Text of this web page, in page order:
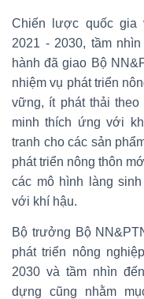
Chiến lược quốc gia
2021 - 2030, tầm
hành đã giao Bộ
nhiệm vụ phát triển
vững, ít phát thải
minh thích ứng với
tranh cho các sản
phát triển nông thôn
các mô hình làng
với khí hậu.
Bộ trưởng Bộ
phát triển nông
2030 và tầm nhìn
dựng cũng nhằm